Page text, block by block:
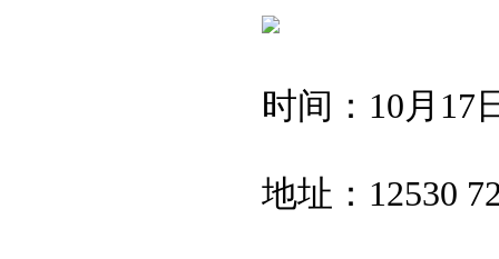
时间：10月17日
地址：12530 72